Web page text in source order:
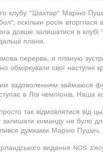
клубу "Шахтар" Маріно
оскільки росія
довше залишатися в
плани.
перерва, я планую
обміркувати свої наступні
задоволенням
в Лізі чемпіонів. Наша
так відмовлятися від
залишати команду не було
думками Маріно Пушич.
видання NOS